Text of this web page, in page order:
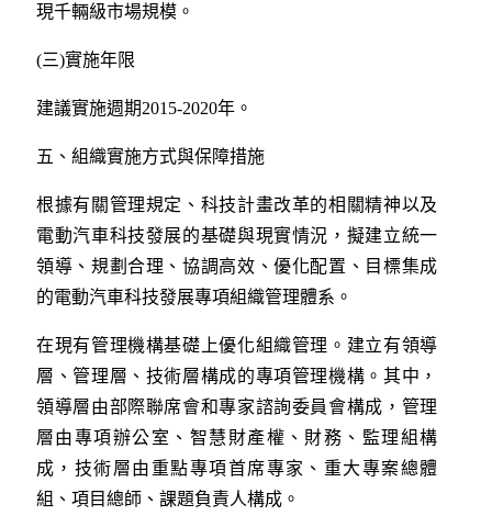
現千輛級市場規模。
(三)實施年限
建議實施週期2015-2020年。
五、組織實施方式與保障措施
根據有關管理規定、科技計畫改革的相關精神以及
電動汽車科技發展的基礎與現實情況，擬建立統一
領導、規劃合理、協調高效、優化配置、目標集成
的電動汽車科技發展專項組織管理體系。
在現有管理機構基礎上優化組織管理。建立有領導
層、管理層、技術層構成的專項管理機構。其中，
領導層由部際聯席會和專家諮詢委員會構成，管理
層由專項辦公室、智慧財產權、財務、監理組構
成，技術層由重點專項首席專家、重大專案總體
組、項目總師、課題負責人構成。